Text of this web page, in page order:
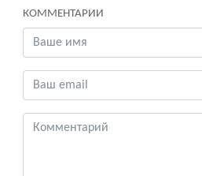
КОММЕНТАРИИ